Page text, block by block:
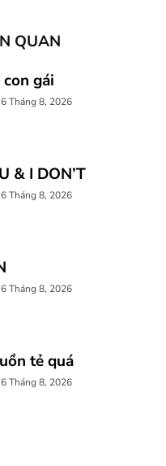
QUAN
gái
6 Tháng 8, 2026
& I DON’T
6 Tháng 8, 2026
6 Tháng 8, 2026
tẻ quá
6 Tháng 8, 2026